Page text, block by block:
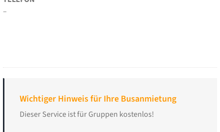
–
Wichtiger Hinweis für Ihre Busanmietung
Dieser Service ist für Gruppen kostenlos!